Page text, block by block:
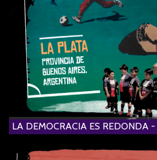
LA DEMOCRACIA ES REDONDA